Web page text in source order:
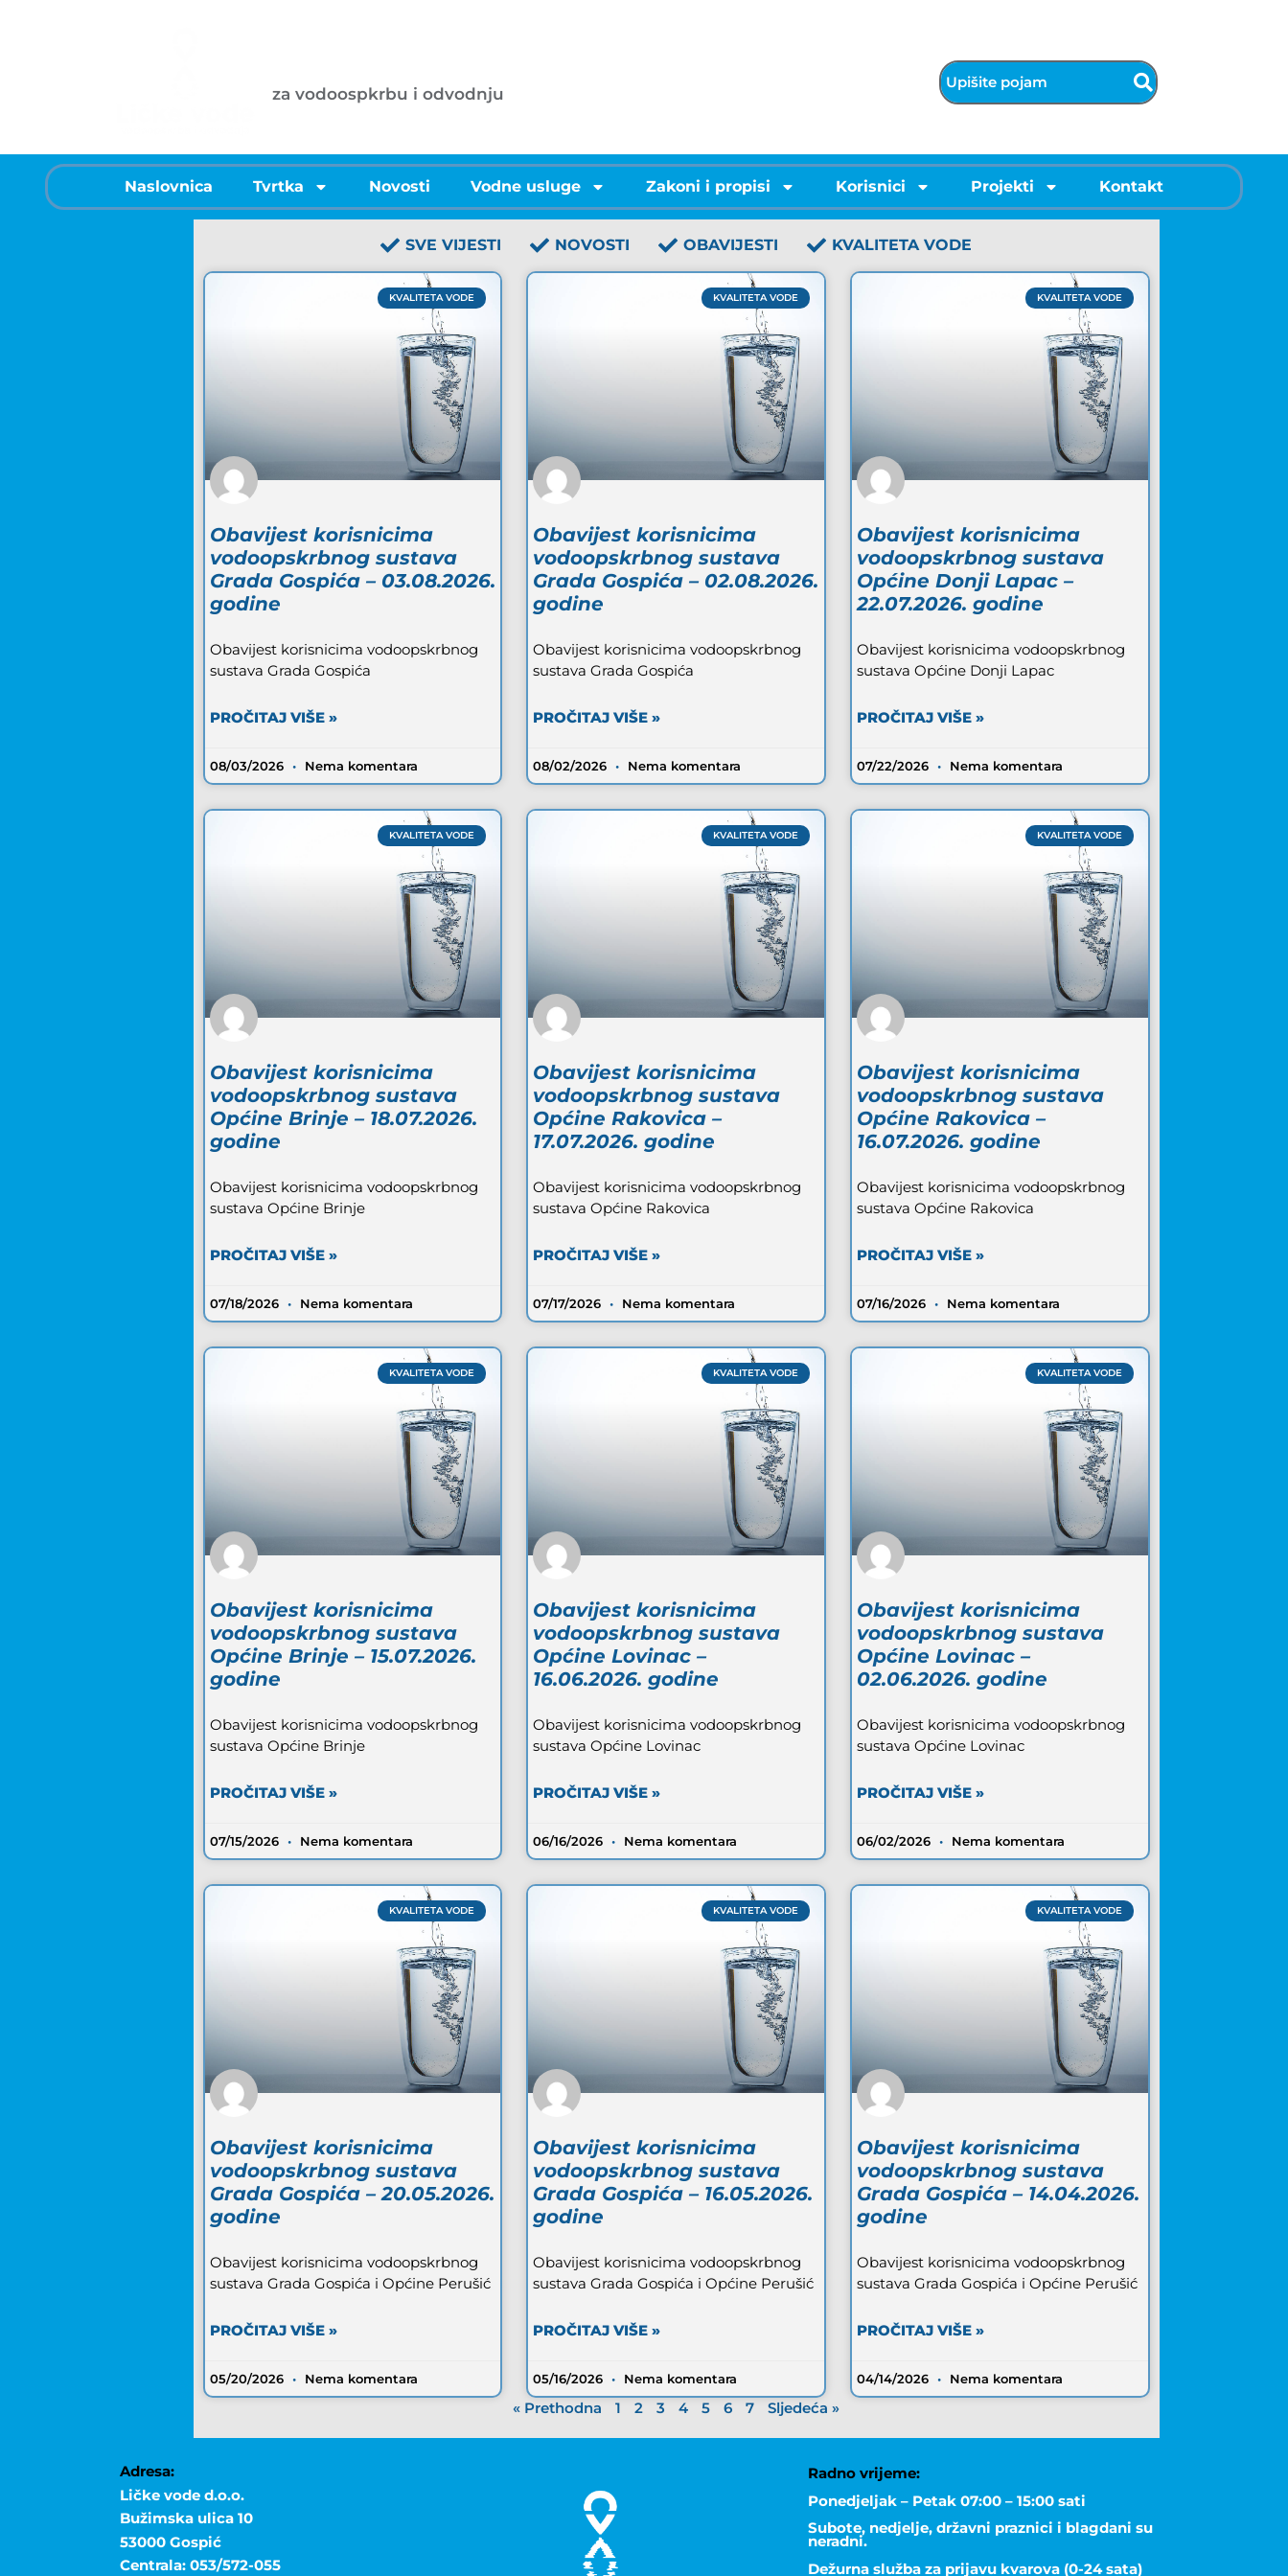
za vodoospkrbu i odvodnju
Naslovnica Tvrtka Novosti Vodne usluge Zakoni i propisi Korisnici Projekti Kontakt
SVE VIJESTI NOVOSTI OBAVIJESTI KVALITETA VODE
KVALITETA VODE
Obavijest korisnicima
vodoopskrbnog sustava
Grada Gospića – 03.08.2026.
godine
Obavijest korisnicima vodoopskrbnog
sustava Grada Gospića
PROČITAJ VIŠE »
08/03/2026 Nema komentara
KVALITETA VODE
Obavijest korisnicima
vodoopskrbnog sustava
Grada Gospića – 02.08.2026.
godine
Obavijest korisnicima vodoopskrbnog
sustava Grada Gospića
PROČITAJ VIŠE »
08/02/2026 Nema komentara
KVALITETA VODE
Obavijest korisnicima
vodoopskrbnog sustava
Općine Donji Lapac –
22.07.2026. godine
Obavijest korisnicima vodoopskrbnog
sustava Općine Donji Lapac
PROČITAJ VIŠE »
07/22/2026 Nema komentara
KVALITETA VODE
Obavijest korisnicima
vodoopskrbnog sustava
Općine Brinje – 18.07.2026.
godine
Obavijest korisnicima vodoopskrbnog
sustava Općine Brinje
PROČITAJ VIŠE »
07/18/2026 Nema komentara
KVALITETA VODE
Obavijest korisnicima
vodoopskrbnog sustava
Općine Rakovica –
17.07.2026. godine
Obavijest korisnicima vodoopskrbnog
sustava Općine Rakovica
PROČITAJ VIŠE »
07/17/2026 Nema komentara
KVALITETA VODE
Obavijest korisnicima
vodoopskrbnog sustava
Općine Rakovica –
16.07.2026. godine
Obavijest korisnicima vodoopskrbnog
sustava Općine Rakovica
PROČITAJ VIŠE »
07/16/2026 Nema komentara
KVALITETA VODE
Obavijest korisnicima
vodoopskrbnog sustava
Općine Brinje – 15.07.2026.
godine
Obavijest korisnicima vodoopskrbnog
sustava Općine Brinje
PROČITAJ VIŠE »
07/15/2026 Nema komentara
KVALITETA VODE
Obavijest korisnicima
vodoopskrbnog sustava
Općine Lovinac –
16.06.2026. godine
Obavijest korisnicima vodoopskrbnog
sustava Općine Lovinac
PROČITAJ VIŠE »
06/16/2026 Nema komentara
KVALITETA VODE
Obavijest korisnicima
vodoopskrbnog sustava
Općine Lovinac –
02.06.2026. godine
Obavijest korisnicima vodoopskrbnog
sustava Općine Lovinac
PROČITAJ VIŠE »
06/02/2026 Nema komentara
KVALITETA VODE
Obavijest korisnicima
vodoopskrbnog sustava
Grada Gospića – 20.05.2026.
godine
Obavijest korisnicima vodoopskrbnog
sustava Grada Gospića i Općine Perušić
PROČITAJ VIŠE »
05/20/2026 Nema komentara
KVALITETA VODE
Obavijest korisnicima
vodoopskrbnog sustava
Grada Gospića – 16.05.2026.
godine
Obavijest korisnicima vodoopskrbnog
sustava Grada Gospića i Općine Perušić
PROČITAJ VIŠE »
05/16/2026 Nema komentara
KVALITETA VODE
Obavijest korisnicima
vodoopskrbnog sustava
Grada Gospića – 14.04.2026.
godine
Obavijest korisnicima vodoopskrbnog
sustava Grada Gospića i Općine Perušić
PROČITAJ VIŠE »
04/14/2026 Nema komentara
« Prethodna 1 2 3 4 5 6 7 Sljedeća »
Adresa:
Ličke vode d.o.o.
Bužimska ulica 10
53000 Gospić
Centrala: 053/572-055
Radno vrijeme:
Ponedjeljak – Petak 07:00 – 15:00 sati
Subote, nedjelje, državni praznici i blagdani su
neradni.
Dežurna služba za prijavu kvarova (0-24 sata)